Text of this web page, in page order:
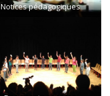
Notices pédagogiques